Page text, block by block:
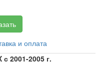
и оплата
с 2001-2005 г.